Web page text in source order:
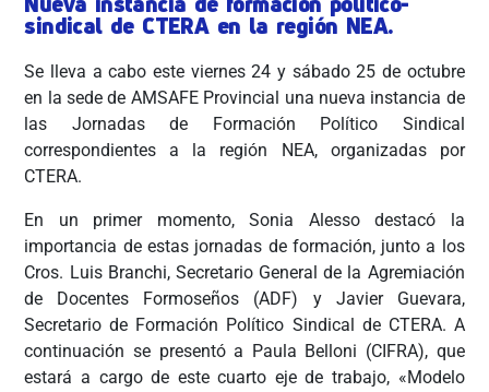
sindical de CTERA en la región NEA.
Se lleva a cabo este viernes 24 y sábado 25 de octubre
en la sede de AMSAFE Provincial una nueva instancia de
las Jornadas de Formación Político Sindical
correspondientes a la región NEA, organizadas por
CTERA.
En un primer momento, Sonia Alesso destacó la
importancia de estas jornadas de formación, junto a los
Cros. Luis Branchi, Secretario General de la Agremiación
de Docentes Formoseños (ADF) y Javier Guevara,
Secretario de Formación Político Sindical de CTERA. A
continuación se presentó a Paula Belloni (CIFRA), que
estará a cargo de este cuarto eje de trabajo, «Modelo